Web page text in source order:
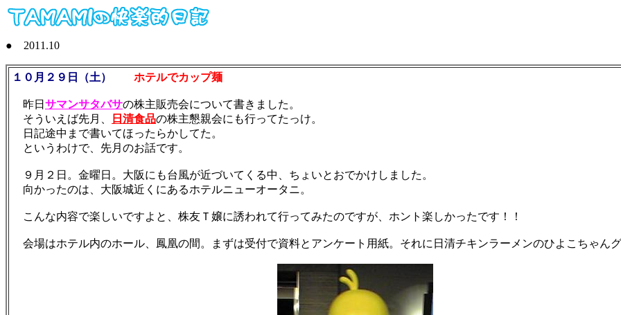
● 2011.10
１０月２９日（土） ホテルでカップ麺
昨日 サマンサタバサの株主販売会について書きました。
そういえば先月、
日清食品の株主懇親会にも行ってたっけ。
日記途中まで書いてほったらかしてた。
というわけで、先月のお話です。
９月２日。金曜日。大阪にも台風が近づいてくる中、ちょいとおでかけしました。
向かったのは、大阪城近くにあるホテルニューオータニ。
こんな内容で楽しいですよと、株友Ｔ嬢に誘われて行ってみたのですが、ホント楽しかったです！！
会場はホテル内のホール、鳳凰の間。まずは受付で資料とアンケート用紙。それに日清チキンラーメンのひよこちゃん